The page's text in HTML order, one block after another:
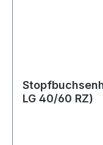
LG 40/60 RZ)